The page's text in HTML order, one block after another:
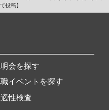
投稿】
会を探す
イベントを探す
適性検査